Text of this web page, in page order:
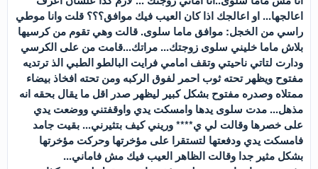
اعالجها... او اعالجك اذا كان العيب فيك موافق؟؟؟ قلت وانا موطي
راسي من الخجل: موافق ماما سلوى. قالت وهي تقوم من كرسيها
بلاش ماما خليني سلوى زوجتك... مراتك...قامت من على الكرسي
ودارت لتاتي ناحيتي وتقف امامي فرايت البالطو الطبي الذ ترتديه
مفتوح ويظهر تحته ثوب احمر لفوق الركبه ومن تحته افخاذ بيضاء
ممتلاه وصدره مفتوح بشكل كبير ليظهر صدر اقل ما يقال بحقه انه
مذهل... مدت سلوى يدها وامسكت يدي واوقفتني ووضعت يدي
على خصرها وقالت لي ي**** وريني كيف بتثيرني... بقيت جامد
فامسكت يدي ودفعتها لتستقرا على مؤخرتها وحركت مؤخرتها
بشكل مثير جدا وقالت الظاهر العيب فيك مش فاماني...